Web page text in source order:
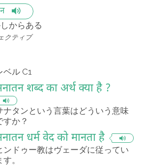
からある
クティブ
ベル C1
शब्द का अर्थ क्या है ?
ナタンという言葉はどういう意味
すか？
धर्म वेद को मानता है
ンドゥー教はヴェーダに従ってい
す。